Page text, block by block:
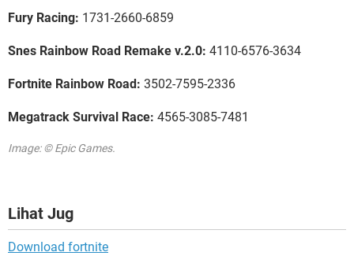
Fury Racing: 1731-2660-6859
Snes Rainbow Road Remake v.2.0: 4110-6576-3634
Fortnite Rainbow Road: 3502-7595-2336
Megatrack Survival Race: 4565-3085-7481
Image: © Epic Games.
Lihat Jug
Download fortnite